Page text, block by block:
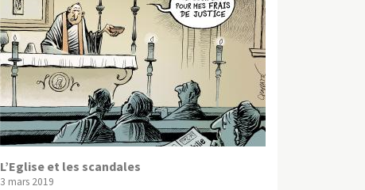
L’Eglise et les scandales
3 mars 2019